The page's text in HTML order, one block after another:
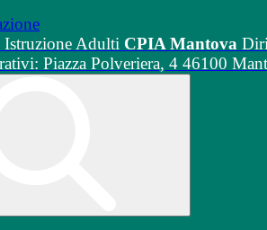
Adulti CPIA Mantova
Piazza Polveriera, 4 46100